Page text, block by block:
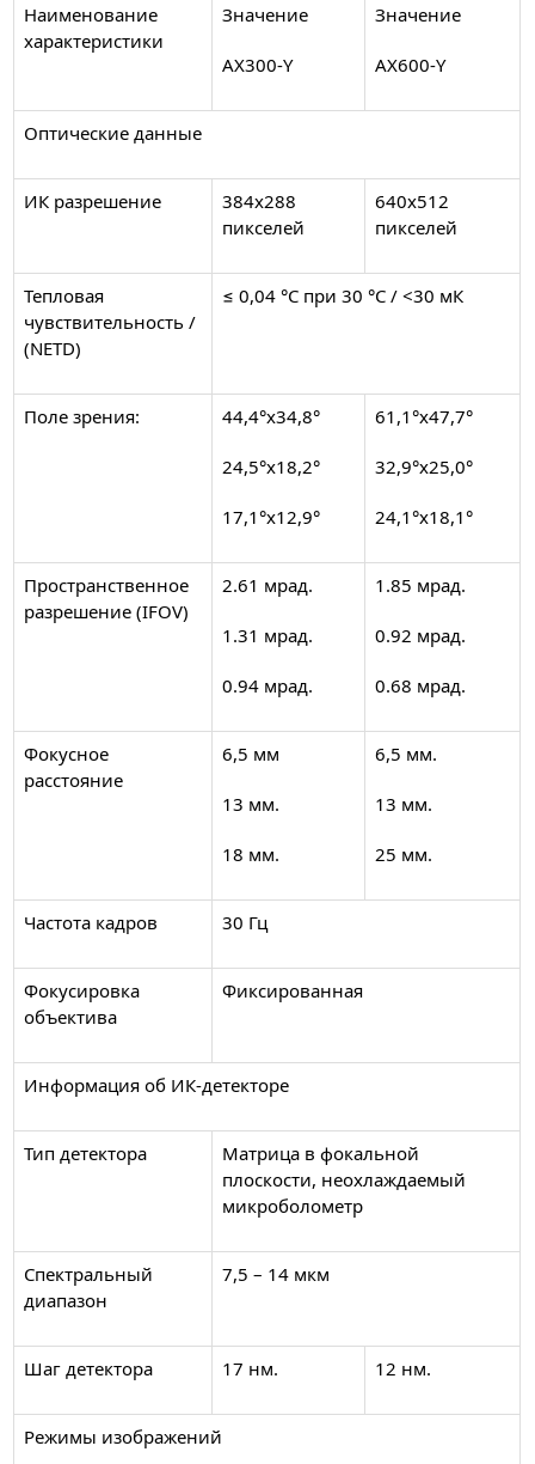
Наименование
характеристики
Значение
AX300-Y
Значение
AX600-Y
Оптические данные
ИК разрешение
384x288
пикселей
640x512
пикселей
Тепловая
чувствительность /
(NETD)
≤ 0,04 °С при 30 °С / <30 мК
Поле зрения: 44,4°x34,8°
24,5°x18,2°
17,1°x12,9°
61,1°x47,7°
32,9°x25,0°
24,1°x18,1°
Пространственное
разрешение (IFOV)
2.61 мрад.
1.31 мрад.
0.94 мрад.
1.85 мрад.
0.92 мрад.
0.68 мрад.
Фокусное
расстояние
6,5 мм
13 мм.
18 мм.
6,5 мм.
13 мм.
25 мм.
Частота кадров 30 Гц
Фокусировка
объектива
Фиксированная
Информация об ИК-детекторе
Тип детектора
Матрица в фокальной
плоскости, неохлаждаемый
микроболометр
Спектральный
диапазон
7,5 – 14 мкм
Шаг детектора 17 нм. 12 нм.
Режимы изображений